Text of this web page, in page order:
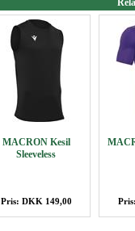
MACRON Kesil
Sleeveless
Pris: DKK 149,00